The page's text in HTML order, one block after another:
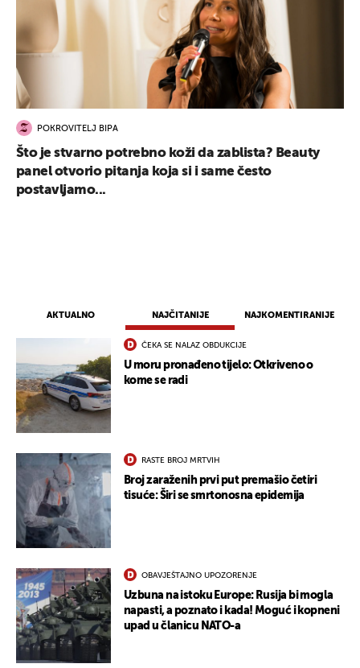
AKTUALNO NAJČITANIJE NAJKOMENTIRANIJE
ČEKA SE NALAZ OBDUKCIJE
U moru pronađeno tijelo: Otkriveno o
kome se radi
RASTE BROJ MRTVIH
Broj zaraženih prvi put premašio četiri
tisuće: Širi se smrtonosna epidemija
OBAVJEŠTAJNO UPOZORENJE
Uzbuna na istoku Europe: Rusija bi mogla
napasti, a poznato i kada! Moguć i kopneni
upad u članicu NATO-a
POKROVITELJ BIPA
Što je stvarno potrebno koži da zablista? Beauty
panel otvorio pitanja koja si i same često
postavljamo...